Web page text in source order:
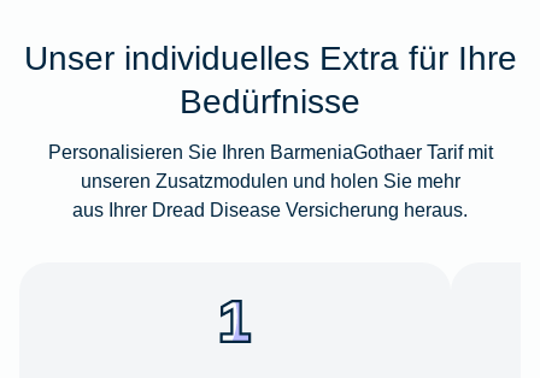
Unser individuelles Extra für Ihre
Bedürfnisse
Personalisieren Sie Ihren BarmeniaGothaer Tarif mit
unseren Zusatzmodulen und holen Sie mehr
aus Ihrer Dread Disease Versicherung heraus.